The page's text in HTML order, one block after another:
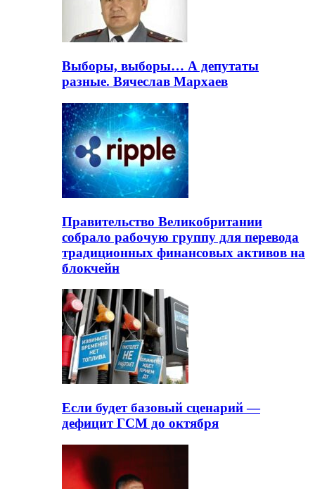
Выборы, выборы… А депутаты
разные. Вячеслав Мархаев
Правительство Великобритании
собрало рабочую группу для перевода
традиционных финансовых активов на
блокчейн
Если будет базовый сценарий —
дефицит ГСМ до октября